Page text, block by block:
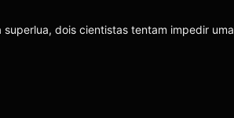
dois cientistas tentam impedir uma